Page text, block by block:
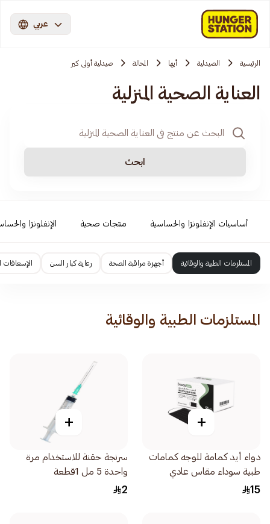
عربي
الرئيسية الصيدلية أبها المحالة صيدلية أولى كير
العناية الصحية المنزلية
ابحث
أساسيات الإنفلونزا والحساسية منتجات صحية الإنفلونزا
المستلزمات الطبية والوقائية أجهزة مراقبة الصحة رعاية كبار السن الإسعافات
المستلزمات الطبية والوقائية
+
دواء أيد كمامة للوجه كمامات
طبية سوداء مقاس عادي
50قطعة
15
+
سرنجة حقنة للاستخدام مرة
واحدة 5 مل 1قطعة
2